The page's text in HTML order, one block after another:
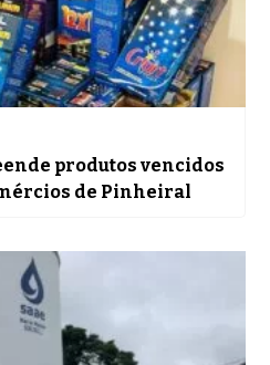
produtos vencidos
de Pinheiral